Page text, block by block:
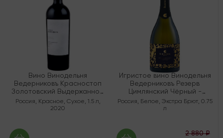
Вино Винодельня
Ведерниковъ Красностоп
Золотовский Выдержанное
ЗГУ Долина Дона
Россия, Красное, Сухое, 1.5 л,
2020
Игристое вино Винодельня
Ведерниковъ Резерв
Цимлянский Чёрный -
Сибирьковый Экстра Брют
Россия, Белое, Экстра Брют, 0.75
л
2 880 ₽